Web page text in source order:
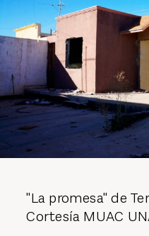
"La promesa" de
Cortesía MUAC